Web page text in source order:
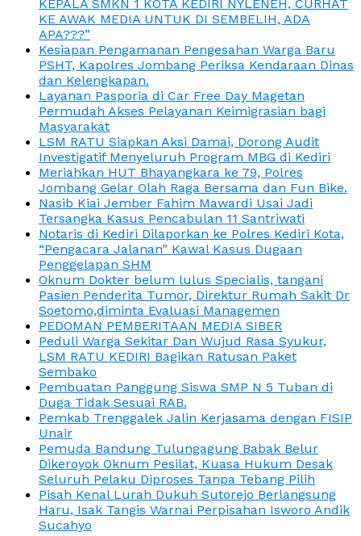
KEPALA SMKN 1 KOTA KEDIRI NYLENEH, CURHAT
KE AWAK MEDIA UNTUK DI SEMBELIH, ADA
APA???”
Kesiapan Pengamanan Pengesahan Warga Baru
PSHT, Kapolres Jombang Periksa Kendaraan Dinas
dan Kelengkapan.
Layanan Pasporia di Car Free Day Magetan
Permudah Akses Pelayanan Keimigrasian bagi
Masyarakat
LSM RATU Siapkan Aksi Damai, Dorong Audit
Investigatif Menyeluruh Program MBG di Kediri
Meriahkan HUT Bhayangkara ke 79, Polres
Jombang Gelar Olah Raga Bersama dan Fun Bike.
Nasib Kiai Jember Fahim Mawardi Usai Jadi
Tersangka Kasus Pencabulan 11 Santriwati
Notaris di Kediri Dilaporkan ke Polres Kediri Kota,
“Pengacara Jalanan” Kawal Kasus Dugaan
Penggelapan SHM
Oknum Dokter belum lulus Specialis, tangani
Pasien Penderita Tumor, Direktur Rumah Sakit Dr
Soetomo,diminta Evaluasi Managemen
PEDOMAN PEMBERITAAN MEDIA SIBER
Peduli Warga Sekitar Dan Wujud Rasa Syukur,
LSM RATU KEDIRI Bagikan Ratusan Paket
Sembako
Pembuatan Panggung Siswa SMP N 5 Tuban di
Duga Tidak Sesuai RAB.
Pemkab Trenggalek Jalin Kerjasama dengan FISIP
Unair
Pemuda Bandung Tulungagung Babak Belur
Dikeroyok Oknum Pesilat, Kuasa Hukum Desak
Seluruh Pelaku Diproses Tanpa Tebang Pilih
Pisah Kenal Lurah Dukuh Sutorejo Berlangsung
Haru, Isak Tangis Warnai Perpisahan Isworo Andik
Sucahyo